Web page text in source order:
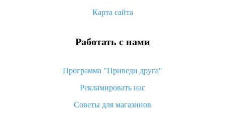
Карта сайта
Работать с нами
Программа "Приведи друга"
Рекламировать нас
Советы для магазинов